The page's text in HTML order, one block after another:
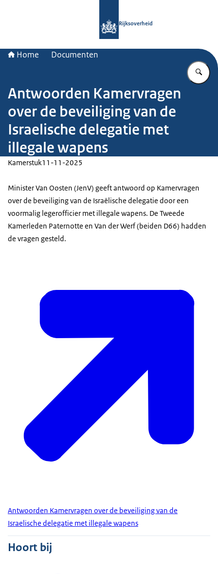
Rijksoverheid
Home Documenten
Antwoorden Kamervragen
over de beveiliging van de
Israelische delegatie met
illegale wapens
Kamerstuk11-11-2025
Minister Van Oosten (JenV) geeft antwoord op Kamervragen
over de beveiliging van de Israëlische delegatie door een
voormalig legerofficier met illegale wapens. De Tweede
Kamerleden Paternotte en Van der Werf (beiden D66) hadden
de vragen gesteld.
Antwoorden Kamervragen over de beveiliging van de
Israelische delegatie met illegale wapens
Hoort bij